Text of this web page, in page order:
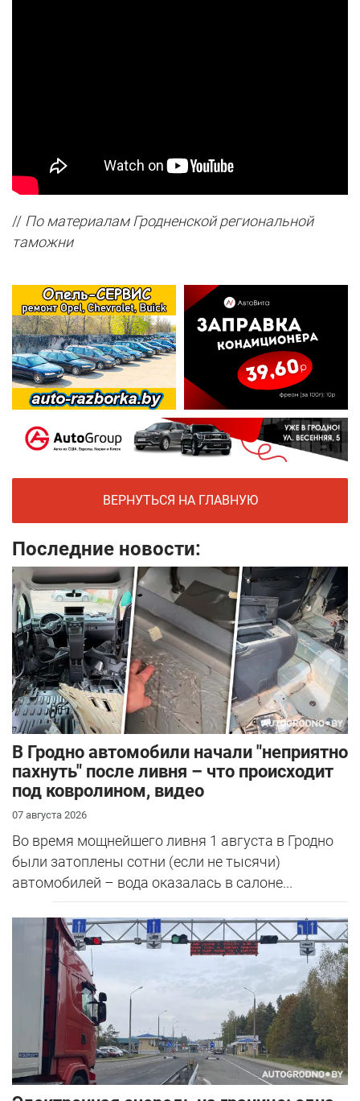
// По материалам Гродненской региональной
таможни
ВЕРНУТЬСЯ НА ГЛАВНУЮ
Последние новости:
В Гродно автомобили начали "неприятно
пахнуть" после ливня – что происходит
под ковролином, видео
07 августа 2026
Во время мощнейшего ливня 1 августа в Гродно
были затоплены сотни (если не тысячи)
автомобилей – вода оказалась в салоне...